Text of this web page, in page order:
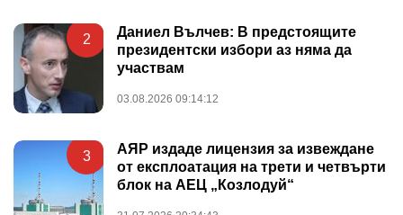
2
Даниел Вълчев: В предстоящите
президентски избори аз няма да
участвам
03.08.2026 09:14:12
3
АЯР издаде лицензия за извеждане
от експлоатация на трети и четвърти
блок на АЕЦ „Козлодуй“